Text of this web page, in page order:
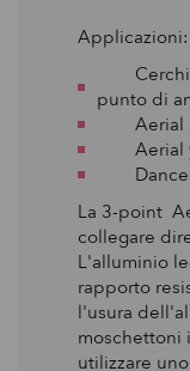
Applicazioni:
Cerchi
punto di
Aerial
Aerial
Dance
La 3-point
collegare
L'alluminio
rapporto
l'usura
moschettoni
utilizzare